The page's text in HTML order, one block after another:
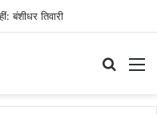
बंशीधर तिवारी